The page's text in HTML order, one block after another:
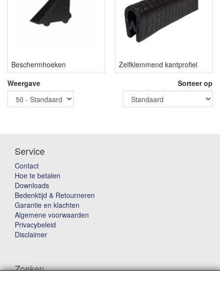
Beschermhoeken
Zelfklemmend kantprofiel
Weergave
Sorteer op
Service
Contact
Hoe te betalen
Downloads
Bedenktijd & Retourneren
Garantie en klachten
Algemene voorwaarden
Privacybeleid
Disclaimer
Zoeken